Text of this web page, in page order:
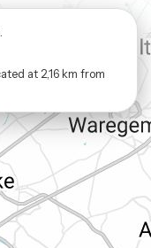
at 2,16 km from